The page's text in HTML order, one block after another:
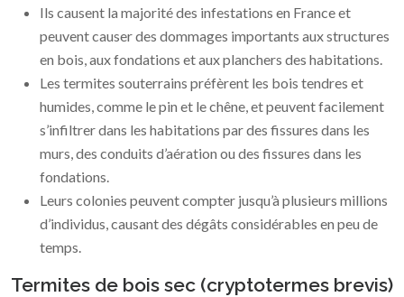
Ils causent la majorité des infestations en France et
peuvent causer des dommages importants aux structures
en bois, aux fondations et aux planchers des habitations.
Les termites souterrains préfèrent les bois tendres et
humides, comme le pin et le chêne, et peuvent facilement
s’infiltrer dans les habitations par des fissures dans les
murs, des conduits d’aération ou des fissures dans les
fondations.
Leurs colonies peuvent compter jusqu’à plusieurs millions
d’individus, causant des dégâts considérables en peu de
temps.
Termites de bois sec (cryptotermes brevis)